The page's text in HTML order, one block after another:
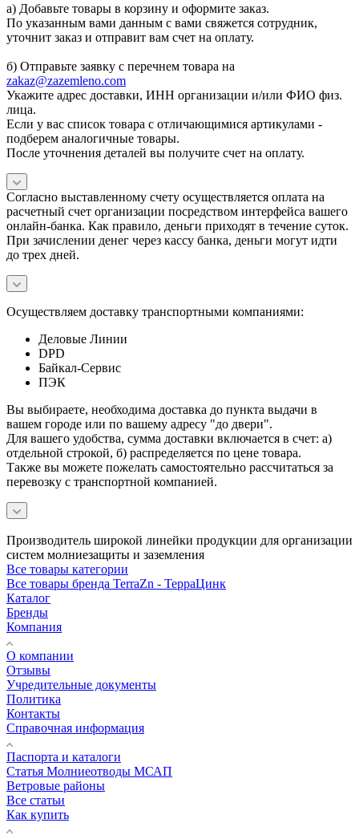
а) Добавьте товары в корзину и оформите заказ.
По указанным вами данным с вами свяжется сотрудник,
уточнит заказ и отправит вам счет на оплату.
б) Отправьте заявку с перечнем товара на
zakaz@zazemleno.com
Укажите адрес доставки, ИНН организации и/или ФИО физ.
лица.
Если у вас список товара с отличающимися артикулами -
подберем аналогичные товары.
После уточнения деталей вы получите счет на оплату.
Согласно выставленному счету осуществляется оплата на
расчетный счет организации посредством интерфейса вашего
онлайн-банка. Как правило, деньги приходят в течение суток.
При зачислении денег через кассу банка, деньги могут идти
до трех дней.
Осуществляем доставку транспортными компаниями:
Деловые Линии
DPD
Байкал-Сервис
ПЭК
Вы выбираете, необходима доставка до пункта выдачи в
вашем городе или по вашему адресу "до двери".
Для вашего удобства, сумма доставки включается в счет: а)
отдельной строкой, б) распределяется по цене товара.
Также вы можете пожелать самостоятельно рассчитаться за
перевозку с транспортной компанией.
Производитель широкой линейки продукции для организации
систем молниезащиты и заземления
Все товары категории
Все товары бренда TerraZn - ТерраЦинк
Каталог
Бренды
Компания
О компании
Отзывы
Учредительные документы
Политика
Контакты
Справочная информация
Паспорта и каталоги
Статья Молниеотводы МСАП
Ветровые районы
Все статьи
Как купить